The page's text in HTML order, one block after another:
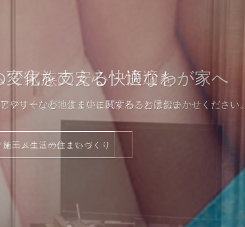
いのプロにご相談ください
算やローンについてなど、お気軽にご相談ください。
よくあるご質問
で家族の安心・快適を
やすく、心地よく生まれ変わるお手伝い
ォーム生活の住まいづくり
化を支える快適なわが家へ
フリーなど、住まいに関することはおまかせください。
施工メニューはこちら
リフォームの流れ
よくあるご質問
ォーム生活の住まいづくり